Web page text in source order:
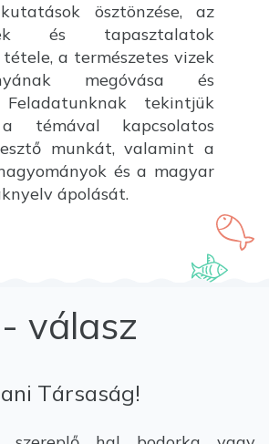
ösztönzése, az
és tapasztalatok
tétele, a természetes vizek
megóvása és
Feladatunknak tekintjük
témával kapcsolatos
munkát, valamint a
és a magyar
ápolását.
válasz
Társaság!